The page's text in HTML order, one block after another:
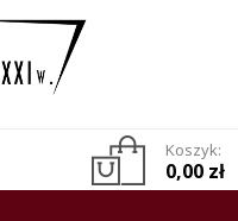
Koszyk:
0,00 zł